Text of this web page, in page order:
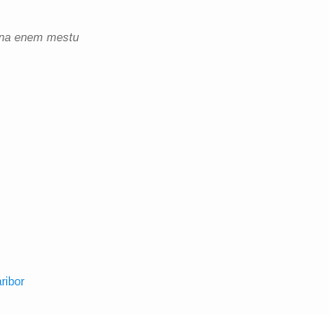
enem mestu